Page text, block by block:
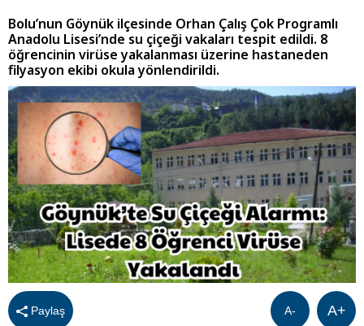
Bolu’nun Göynük ilçesinde Orhan Çalış Çok Programlı
Anadolu Lisesi’nde su çiçeği vakaları tespit edildi. 8
öğrencinin virüse yakalanması üzerine hastaneden
filyasyon ekibi okula yönlendirildi.
Paylaş A+
A-